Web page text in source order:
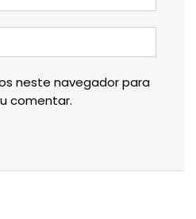
neste navegador para
comentar.